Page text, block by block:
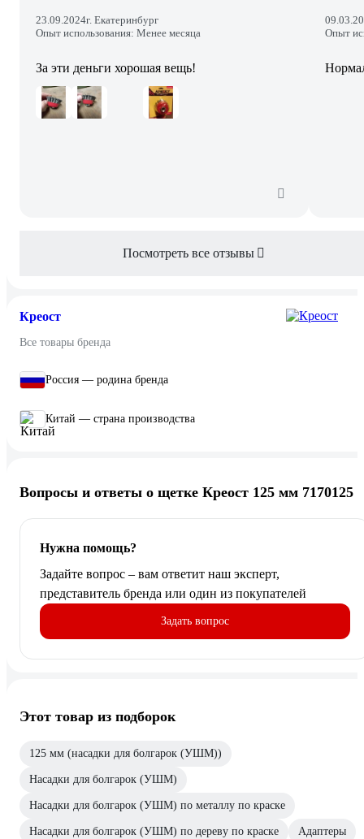
23.09.2024г. Екатеринбург
Опыт использования: Менее месяца
За эти деньги хорошая вещь!
Опыт
Посмотреть все отзывы
Креост
Все товары бренда
Россия — родина бренда
Китай — страна производства
Вопросы и ответы о щетке Креост 125 мм 7170125
Нужна помощь?
Задайте вопрос – вам ответит наш эксперт,
представитель бренда или один из покупателей
Задать вопрос
Этот товар из подборок
125 мм (насадки для болгарок (УШМ))
Насадки для болгарок (УШМ)
Насадки для болгарок (УШМ) по металлу по краске
Насадки для болгарок (УШМ) по дереву по краске Адаптеры